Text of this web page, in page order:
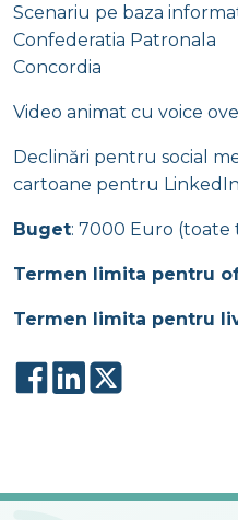
Scenariu pe baza
Confederatia Patronala
Concordia
Video animat cu voice
Declinări pentru social
cartoane pentru
Buget: 7000 Euro (toate
Termen limita pentru
Termen limita pentru